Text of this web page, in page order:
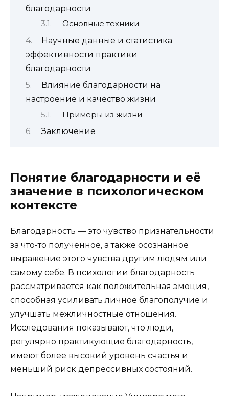
благодарности
Основные техники
Научные данные и статистика
эффективности практики
благодарности
Влияние благодарности на
настроение и качество жизни
Примеры из жизни
Заключение
Понятие благодарности и её
значение в психологическом
контексте
Благодарность — это чувство признательности
за что-то полученное, а также осознанное
выражение этого чувства другим людям или
самому себе. В психологии благодарность
рассматривается как положительная эмоция,
способная усиливать личное благополучие и
улучшать межличностные отношения.
Исследования показывают, что люди,
регулярно практикующие благодарность,
имеют более высокий уровень счастья и
меньший риск депрессивных состояний.